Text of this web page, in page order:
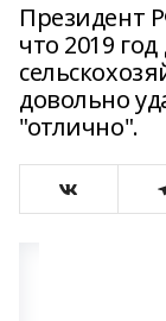
Президент
что 2019
довольно
"отлично".